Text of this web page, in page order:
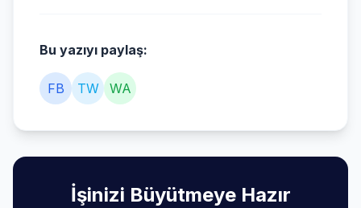
Bu yazıyı paylaş:
FB TW WA
İşinizi Büyütmeye Hazır